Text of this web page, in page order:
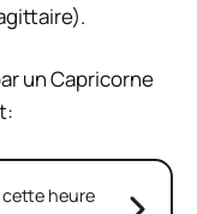
un Capricorne
cette heure